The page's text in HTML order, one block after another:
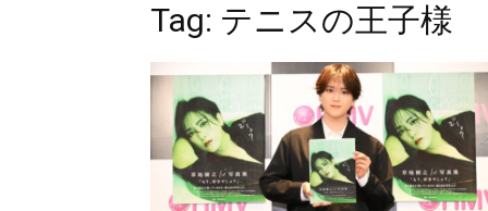
Tag: テニスの王子様